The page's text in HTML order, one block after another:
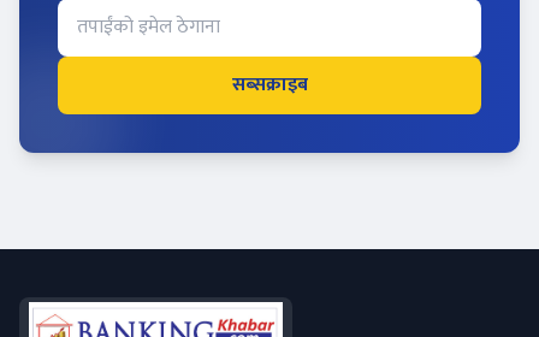
सब्सक्राइब